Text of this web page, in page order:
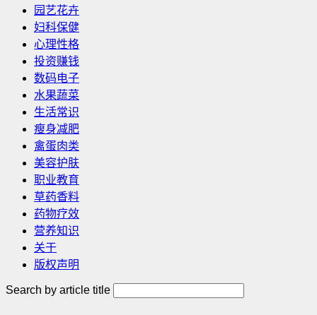
园艺花卉
妇科保健
心理性格
投资赚钱
数码电子
水果蔬菜
生活常识
瘦身减肥
禽蛋肉类
美容护肤
职业教育
草药香料
药物疗效
营养知识
关于
版权声明
Search by article title